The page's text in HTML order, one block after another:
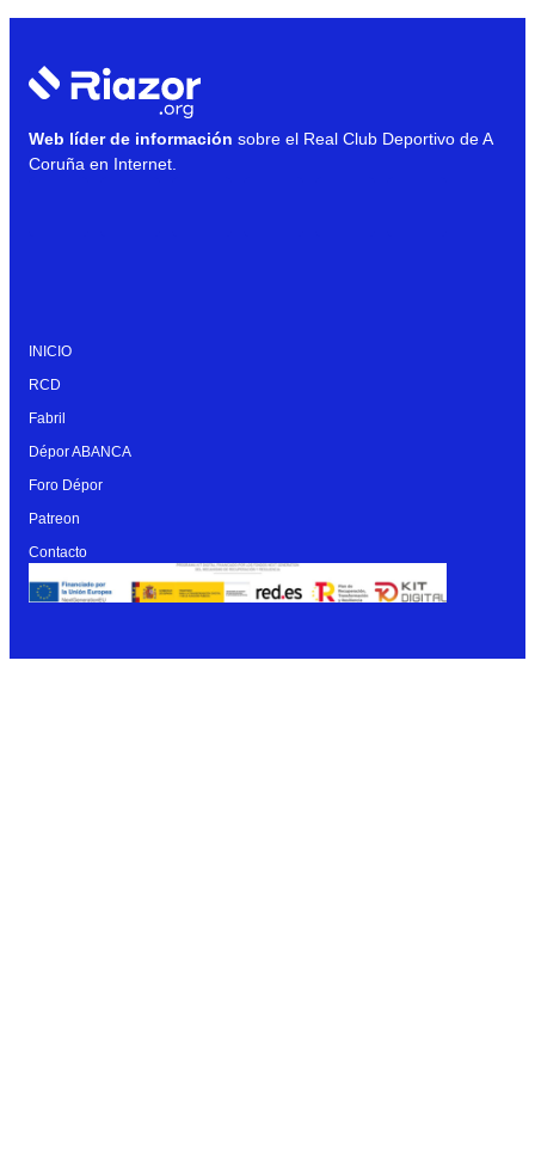
Web líder de información sobre el Real Club Deportivo de A
Coruña en Internet.
INICIO
RCD
Fabril
Dépor ABANCA
Foro Dépor
Patreon
Contacto